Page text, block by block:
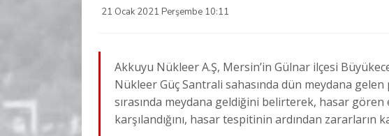
21 Ocak 2021 Perşembe 10:11
Akkuyu Nükleer A.Ş, Mersin’in Gülnar ilçesi
Nükleer Güç Santrali sahasında dün meydana gelen
sırasında meydana geldiğini belirterek, hasar gören
karşılandığını, hasar tespitinin ardından zararların